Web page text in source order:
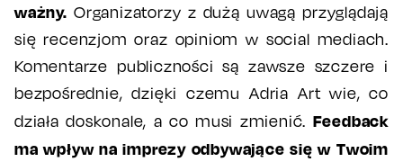
ważny. Organizatorzy z dużą uwagą przyglądają
się recenzjom oraz opiniom w social mediach.
Komentarze publiczności są zawsze szczere i
bezpośrednie, dzięki czemu Adria Art wie, co
działa doskonale, a co musi zmienić. Feedback
ma wpływ na imprezy odbywające się w Twoim